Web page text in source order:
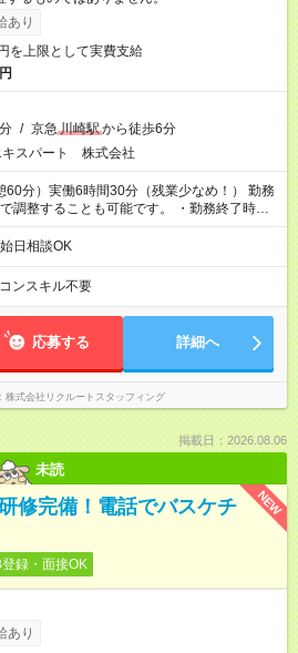
あり
を上限として実費支給
/ 京急 川崎駅から徒歩6分
キスパート 株式会社
60分）実働6時間30分（残業少なめ！） 勤務
調整することも可能です。 ・勤務終了時
実働 06:30～07:45
日相談OK
ンスキル不要
応募する 詳細へ
株式会社リクルートスタッフィング
掲載日：2026.08.06
未読
NEW
修完備！電話でバスケチ
録・面接OK
あり